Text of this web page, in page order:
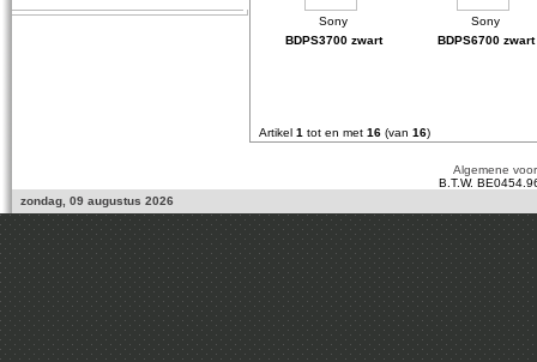
BDPS3700 zwart BDPS6700 zwart
Artikel 1 tot en met 16 (van 16)
Algemene
B.T.W.
zondag, 09 augustus 2026